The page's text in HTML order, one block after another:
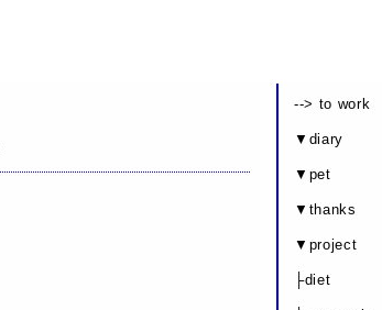
--> to work
▼diary
▼pet
▼thanks
▼project
├diet